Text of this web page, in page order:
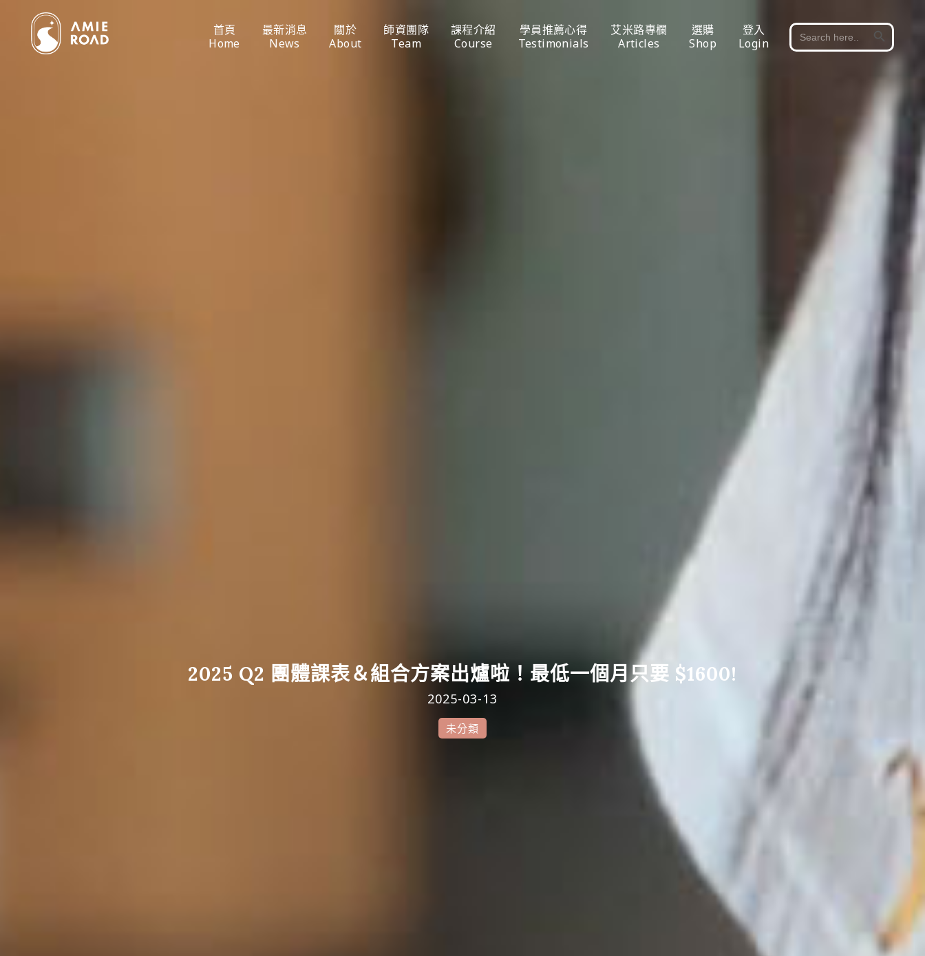
首頁
Home
最新消息
News
關於
About
師資團隊
Team
課程介紹
Course
學員推薦心得
Testimonials
艾米路專欄
Articles
選購
Shop
登入
Login
Search
for:
Search Button
2025 Q2 團體課表＆組合方案出爐啦！最低一個月只要 $1600!
2025-03-13
未分類